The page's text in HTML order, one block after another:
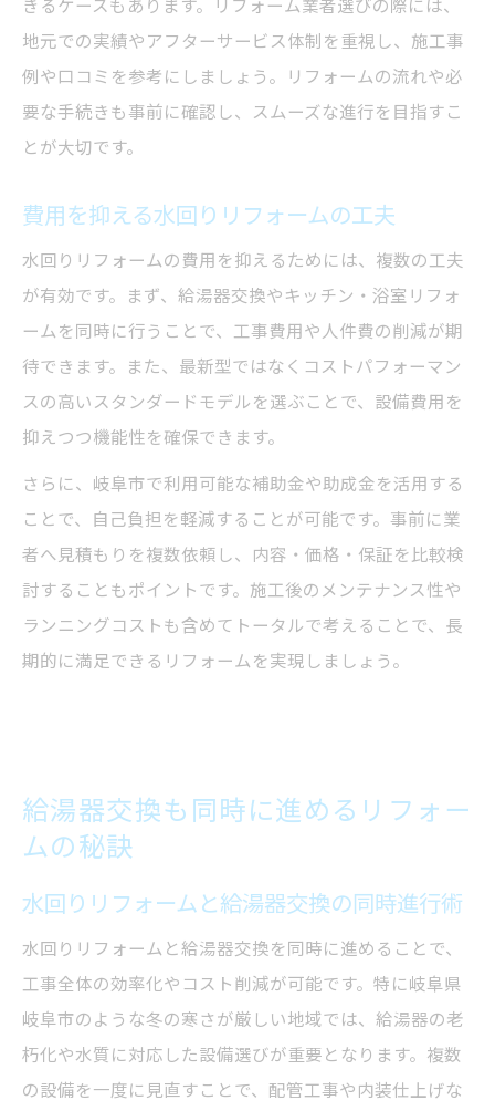
きるケースもあります。リフォーム業者選びの際には、
地元での実績やアフターサービス体制を重視し、施工事
例や口コミを参考にしましょう。リフォームの流れや必
要な手続きも事前に確認し、スムーズな進行を目指すこ
とが大切です。
費用を抑える水回りリフォームの工夫
水回りリフォームの費用を抑えるためには、複数の工夫
が有効です。まず、給湯器交換やキッチン・浴室リフォ
ームを同時に行うことで、工事費用や人件費の削減が期
待できます。また、最新型ではなくコストパフォーマン
スの高いスタンダードモデルを選ぶことで、設備費用を
抑えつつ機能性を確保できます。
さらに、岐阜市で利用可能な補助金や助成金を活用する
ことで、自己負担を軽減することが可能です。事前に業
者へ見積もりを複数依頼し、内容・価格・保証を比較検
討することもポイントです。施工後のメンテナンス性や
ランニングコストも含めてトータルで考えることで、長
期的に満足できるリフォームを実現しましょう。
給湯器交換も同時に進めるリフォー
ムの秘訣
水回りリフォームと給湯器交換の同時進行術
水回りリフォームと給湯器交換を同時に進めることで、
工事全体の効率化やコスト削減が可能です。特に岐阜県
岐阜市のような冬の寒さが厳しい地域では、給湯器の老
朽化や水質に対応した設備選びが重要となります。複数
の設備を一度に見直すことで、配管工事や内装仕上げな